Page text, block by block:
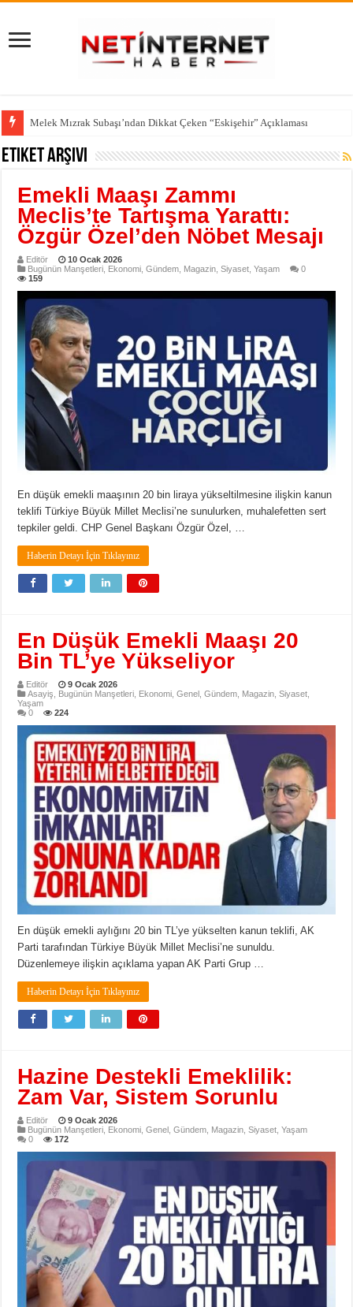
Melek Mızrak Subaşı’ndan Dikkat Çeken “Eskişehir” Açıklaması
Etiket Arşivi
Emekli Maaşı Zammı
Meclis’te Tartışma Yarattı:
Özgür Özel’den Nöbet Mesajı
Editör
10 Ocak 2026
Bugünün Manşetleri Ekonomi ,Gündem Magazin ,Siyaset ,Yaşam
0
159
En düşük emekli maaşının 20 bin liraya yükseltilmesine ilişkin kanun
teklifi Türkiye Büyük Millet Meclisi’ne sunulurken, muhalefetten sert
tepkiler geldi. CHP Genel Başkanı Özgür Özel, …
Haberin Detayı İçin Tıklayınız
En Düşük Emekli Maaşı 20
Bin TL’ye Yükseliyor
Editör
9 Ocak 2026
Asayiş
Bugünün Manşetleri Ekonomi ,Genel ,Gündem Magazin ,Siyaset
Yaşam
0
224
En düşük emekli aylığını 20 bin TL’ye yükselten kanun teklifi, AK
Parti tarafından Türkiye Büyük Millet Meclisi’ne sunuldu.
Düzenlemeye ilişkin açıklama yapan AK Parti Grup …
Haberin Detayı İçin Tıklayınız
Hazine Destekli Emeklilik:
Zam Var, Sistem Sorunlu
Editör
9 Ocak 2026
Bugünün Manşetleri Ekonomi ,Genel ,Gündem Magazin ,Siyaset ,Yaşam
0
172